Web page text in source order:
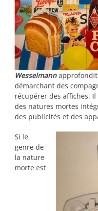
Wesselmannapprofondit
démarchant des
récupérer des affiches.
des natures mortes
des publicités et des
Si le
genre de
la nature
morte est